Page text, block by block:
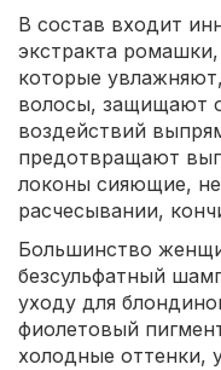
В состав входит
экстракта
которые
волосы, защищают
воздействий
предотвращают
локоны сияющие,
расчесывании,
Большинство
безсульфатный
уходу для
фиолетовый
холодные оттенки,